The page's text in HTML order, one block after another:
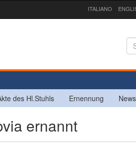
ITALIANO
des Hl.Stuhls Ernennung
ernannt